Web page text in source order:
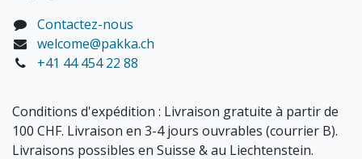
Contactez-nous
welcome@pakka.ch
+41 44 454 22 88
Conditions d'expédition : Livraison gratuite à partir de
100 CHF. Livraison en 3-4 jours ouvrables (courrier B).
Livraisons possibles en Suisse & au Liechtenstein.